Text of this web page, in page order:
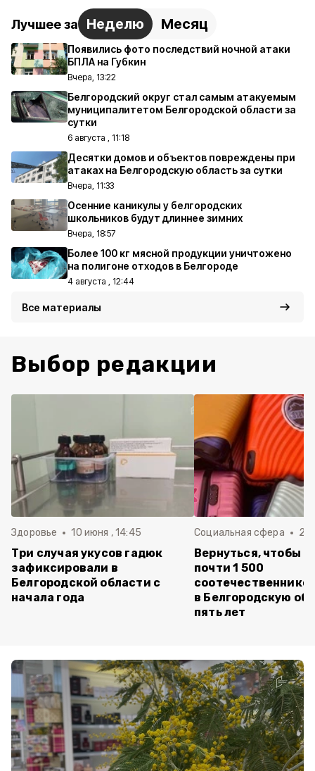
Лучшее за Неделю Месяц
Появились фото последствий ночной атаки
БПЛА на Губкин
Вчера, 13:22
Белгородский округ стал самым атакуемым
муниципалитетом Белгородской области за
сутки
6 августа , 11:18
Десятки домов и объектов повреждены при
атаках на Белгородскую область за сутки
Вчера, 11:33
Осенние каникулы у белгородских
школьников будут длиннее зимних
Вчера, 18:57
Более 100 кг мясной продукции уничтожено
на полигоне отходов в Белгороде
4 августа , 12:44
Все материалы
Выбор редакции
Здоровье 10 июня , 14:45
Три случая укусов гадюк
зафиксировали в
Белгородской области с
начала года
Социальная сфера 20
Вернуться, чтобы
почти 1 500
в Белгородскую
пять лет